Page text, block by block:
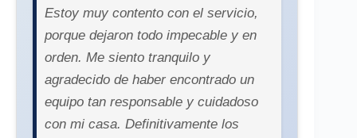
Estoy muy contento con el servicio,
porque dejaron todo impecable y en
orden. Me siento tranquilo y
agradecido de haber encontrado un
equipo tan responsable y cuidadoso
con mi casa. Definitivamente los